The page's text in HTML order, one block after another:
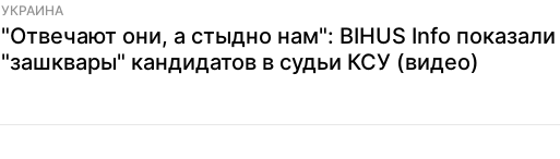
УКРАИНА
"Отвечают они, а стыдно нам": BIHUS Info показали
"зашквары" кандидатов в судьи КСУ (видео)